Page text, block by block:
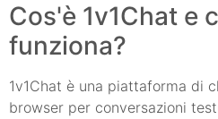
Cos'è 1v1Chat e
funziona?
1v1Chat è una piattaforma di
browser per conversazioni